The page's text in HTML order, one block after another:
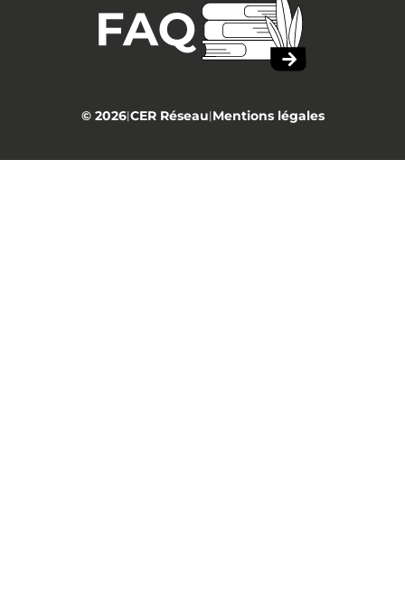
© 2026|CER Réseau|Mentions légales